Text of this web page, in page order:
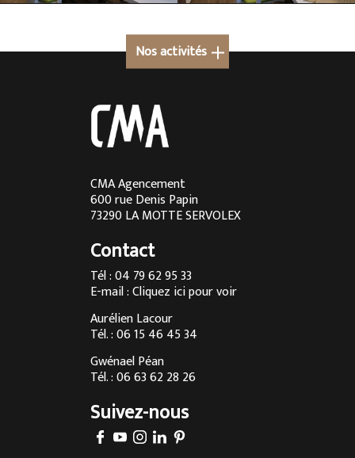
Nos activités
Cuisine sur mesure en Rhône-Alpes
Cuisine sur mesure à Lyon
Cuisine sur mesure à Aix-les-Bains
Cuisine sur mesure à Chambéry
Menuisier à Chambéry
Agencement d’intérieur à Annecy
Agencement d’intérieur à Aix-les-Bains
Entreprise de menuiserie à Grenoble
Agencement d’intérieur en Savoie
Agencement d’intérieur à Megève
Fabrication sur-mesure de cuisine à Chambéry
CMA Agencement
600 rue Denis Papin
73290 LA MOTTE SERVOLEX
Contact
Tél : 04 79 62 95 33
E-mail :Cliquez ici pour voir
Aurélien Lacour
Tél. : 06 15 46 45 34
Gwénael Péan
Tél. : 06 63 62 28 26
Suivez-nous